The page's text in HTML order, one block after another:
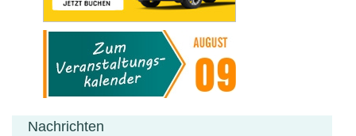
Nachrichten